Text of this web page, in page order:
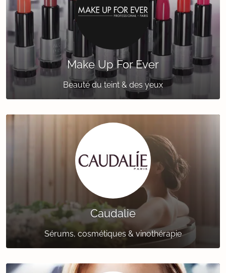
Make Up For Ever
Beauté du teint & des yeux
Caudalie
Sérums, cosmétiques & vinothérapie